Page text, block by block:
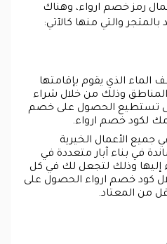
رمز خصم ارواء، وهناك
والتي منها كالآتي:
الذي يقوم بإقامتها
وذلك من خلال شراء
إلى تستطيع الحصول على خصم
لكود خصم ارواء.
الأعمال الخيرية
في بناء آبار متعددة في
إليها وذلك لتجعل لك في كل
كود خصم ارواء الحصول على
من المعتاد.